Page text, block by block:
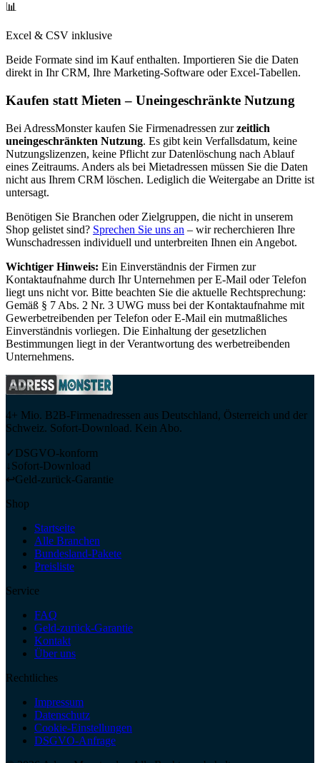
📊
Excel & CSV inklusive
Beide Formate sind im Kauf enthalten. Importieren Sie die Daten
direkt in Ihr CRM, Ihre Marketing-Software oder Excel-Tabellen.
Kaufen statt Mieten – Uneingeschränkte Nutzung
Bei AdressMonster kaufen Sie Firmenadressen zur zeitlich
uneingeschränkten Nutzung. Es gibt kein Verfallsdatum, keine
Nutzungslizenzen, keine Pflicht zur Datenlöschung nach Ablauf
eines Zeitraums. Anders als bei Mietadressen müssen Sie die Daten
nicht aus Ihrem CRM löschen. Lediglich die Weitergabe an Dritte ist
untersagt.
Benötigen Sie Branchen oder Zielgruppen, die nicht in unserem
Shop gelistet sind? Sprechen Sie uns an – wir recherchieren Ihre
Wunschadressen individuell und unterbreiten Ihnen ein Angebot.
Wichtiger Hinweis: Ein Einverständnis der Firmen zur
Kontaktaufnahme durch Ihr Unternehmen per E-Mail oder Telefon
liegt uns nicht vor. Bitte beachten Sie die aktuelle Rechtsprechung:
Gemäß § 7 Abs. 2 Nr. 3 UWG muss bei der Kontaktaufnahme mit
Gewerbetreibenden per Telefon oder E-Mail ein mutmaßliches
Einverständnis vorliegen. Die Einhaltung der gesetzlichen
Bestimmungen liegt in der Verantwortung des werbetreibenden
Unternehmens.
4+ Mio. B2B-Firmenadressen aus Deutschland, Österreich und der
Schweiz. Sofort-Download. Kein Abo.
✓ DSGVO-konform
↓Sofort-Download
↩Geld-zurück-Garantie
Shop
Startseite
Alle Branchen
Bundesland-Pakete
Preisliste
Service
FAQ
Geld-zurück-Garantie
Kontakt
Über uns
Rechtliches
Impressum
Datenschutz
Cookie-Einstellungen
DSGVO-Anfrage